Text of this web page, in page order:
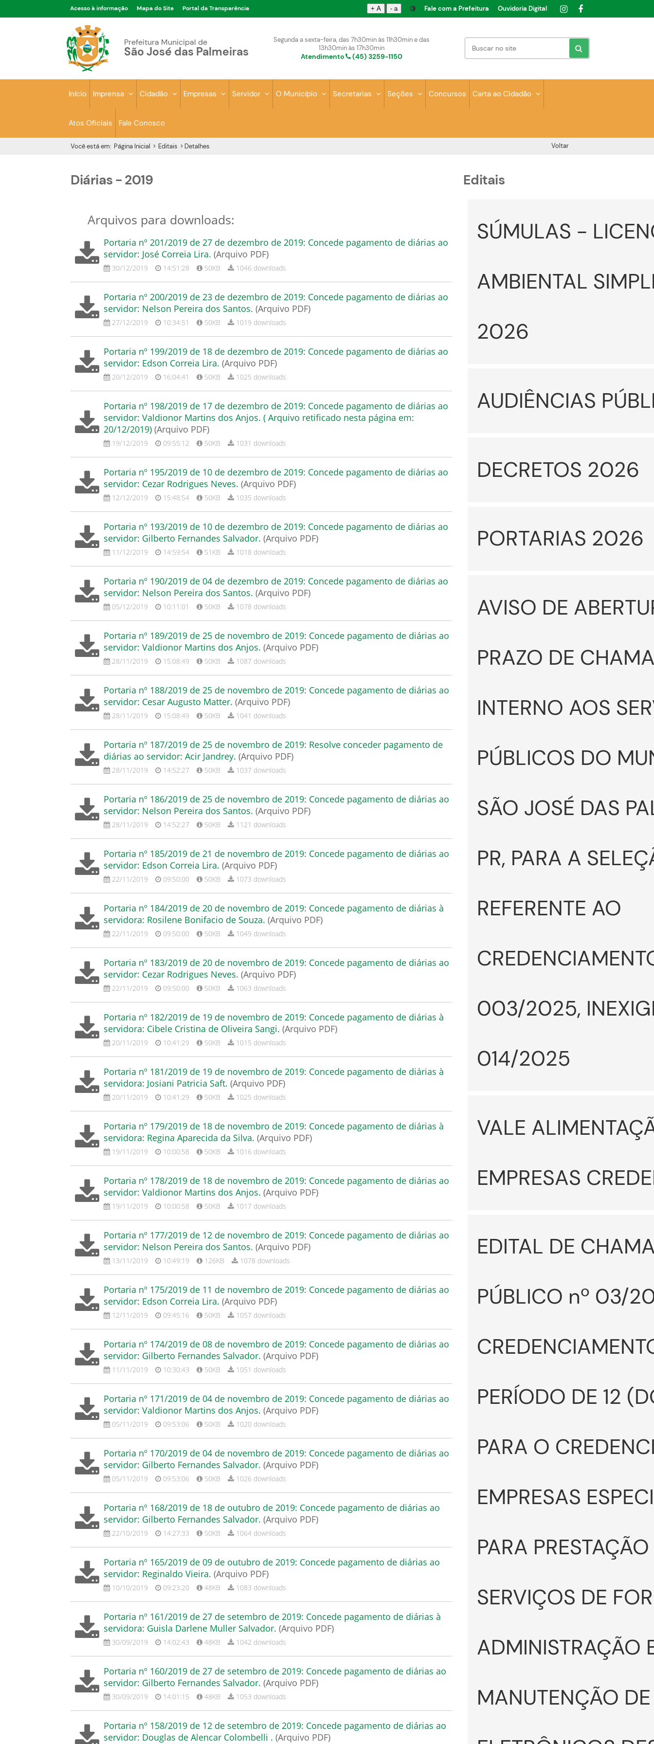
Acesso à informação Mapa do Site Portal da Transparência + A - a Fale com a Prefeitura Ouvidoria Digital
Prefeitura Municipal de
São José das Palmeiras
Segunda a sexta-feira, das 7h30min às 11h30min e das
13h30min às 17h30min
Atendimento (45) 3259-1150
Início Imprensa Cidadão Empresas Servidor O Município Secretarias Seções Concursos Carta ao Cidadão
Atos Oficiais Fale Conosco
Você está em: Página Inicial > Editais > Detalhes Voltar
Diárias - 2019
Arquivos para downloads:
Portaria nº 201/2019 de 27 de dezembro de 2019: Concede pagamento de diárias ao
servidor: José Correia Lira.(Arquivo PDF)
30/12/2019 14:51:28 50KB 1046 downloads
Portaria nº 200/2019 de 23 de dezembro de 2019: Concede pagamento de diárias ao
servidor: Nelson Pereira dos Santos.(Arquivo PDF)
27/12/2019 10:34:51 50KB 1019 downloads
Portaria nº 199/2019 de 18 de dezembro de 2019: Concede pagamento de diárias ao
servidor: Edson Correia Lira.(Arquivo PDF)
20/12/2019 16:04:41 50KB 1025 downloads
Portaria nº 198/2019 de 17 de dezembro de 2019: Concede pagamento de diárias ao
servidor: Valdionor Martins dos Anjos. ( Arquivo retificado nesta página em:
20/12/2019)(Arquivo PDF)
19/12/2019 09:55:12 50KB 1031 downloads
Portaria nº 195/2019 de 10 de dezembro de 2019: Concede pagamento de diárias ao
servidor: Cezar Rodrigues Neves.(Arquivo PDF)
12/12/2019 15:48:54 50KB 1035 downloads
Portaria nº 193/2019 de 10 de dezembro de 2019: Concede pagamento de diárias ao
servidor: Gilberto Fernandes Salvador.(Arquivo PDF)
11/12/2019 14:59:54 51KB 1018 downloads
Portaria nº 190/2019 de 04 de dezembro de 2019: Concede pagamento de diárias ao
servidor: Nelson Pereira dos Santos.(Arquivo PDF)
05/12/2019 10:11:01 50KB 1078 downloads
Portaria nº 189/2019 de 25 de novembro de 2019: Concede pagamento de diárias ao
servidor: Valdionor Martins dos Anjos.(Arquivo PDF)
28/11/2019 15:08:49 50KB 1087 downloads
Portaria nº 188/2019 de 25 de novembro de 2019: Concede pagamento de diárias ao
servidor: Cesar Augusto Matter.(Arquivo PDF)
28/11/2019 15:08:49 50KB 1041 downloads
Portaria nº 187/2019 de 25 de novembro de 2019: Resolve conceder pagamento de
diárias ao servidor: Acir Jandrey.(Arquivo PDF)
28/11/2019 14:52:27 50KB 1037 downloads
Portaria nº 186/2019 de 25 de novembro de 2019: Concede pagamento de diárias ao
servidor: Nelson Pereira dos Santos. (Arquivo PDF)
28/11/2019 14:52:27 50KB 1121 downloads
Portaria nº 185/2019 de 21 de novembro de 2019: Concede pagamento de diárias ao
servidor: Edson Correia Lira.(Arquivo PDF)
22/11/2019 09:50:00 50KB 1073 downloads
Portaria nº 184/2019 de 20 de novembro de 2019: Concede pagamento de diárias à
servidora: Rosilene Bonifacio de Souza.(Arquivo PDF)
22/11/2019 09:50:00 50KB 1049 downloads
Portaria nº 183/2019 de 20 de novembro de 2019: Concede pagamento de diárias ao
servidor: Cezar Rodrigues Neves. (Arquivo PDF)
22/11/2019 09:50:00 50KB 1063 downloads
Portaria nº 182/2019 de 19 de novembro de 2019: Concede pagamento de diárias à
servidora: Cibele Cristina de Oliveira Sangi.(Arquivo PDF)
20/11/2019 10:41:29 50KB 1015 downloads
Portaria nº 181/2019 de 19 de novembro de 2019: Concede pagamento de diárias à
servidora: Josiani Patricia Saft.(Arquivo PDF)
20/11/2019 10:41:29 50KB 1025 downloads
Portaria nº 179/2019 de 18 de novembro de 2019: Concede pagamento de diárias à
servidora: Regina Aparecida da Silva.(Arquivo PDF)
19/11/2019 10:00:58 50KB 1016 downloads
Portaria nº 178/2019 de 18 de novembro de 2019: Concede pagamento de diárias ao
servidor: Valdionor Martins dos Anjos.(Arquivo PDF)
19/11/2019 10:00:58 50KB 1017 downloads
Portaria nº 177/2019 de 12 de novembro de 2019: Concede pagamento de diárias ao
servidor: Nelson Pereira dos Santos.(Arquivo PDF)
13/11/2019 10:49:19 126KB 1078 downloads
Portaria nº 175/2019 de 11 de novembro de 2019: Concede pagamento de diárias ao
servidor: Edson Correia Lira.(Arquivo PDF)
12/11/2019 09:45:16 50KB 1057 downloads
Portaria nº 174/2019 de 08 de novembro de 2019: Concede pagamento de diárias ao
servidor: Gilberto Fernandes Salvador. (Arquivo PDF)
11/11/2019 10:30:43 50KB 1051 downloads
Portaria nº 171/2019 de 04 de novembro de 2019: Concede pagamento de diárias ao
servidor: Valdionor Martins dos Anjos.(Arquivo PDF)
05/11/2019 09:53:06 50KB 1020 downloads
Portaria nº 170/2019 de 04 de novembro de 2019: Concede pagamento de diárias ao
servidor: Gilberto Fernandes Salvador.(Arquivo PDF)
05/11/2019 09:53:06 50KB 1026 downloads
Portaria nº 168/2019 de 18 de outubro de 2019: Concede pagamento de diárias ao
servidor: Gilberto Fernandes Salvador.(Arquivo PDF)
22/10/2019 14:27:33 50KB 1064 downloads
Portaria nº 165/2019 de 09 de outubro de 2019: Concede pagamento de diárias ao
servidor: Reginaldo Vieira.(Arquivo PDF)
10/10/2019 09:23:20 48KB 1083 downloads
Portaria nº 161/2019 de 27 de setembro de 2019: Concede pagamento de diárias à
servidora: Guisla Darlene Muller Salvador. (Arquivo PDF)
30/09/2019 14:02:43 48KB 1042 downloads
Portaria nº 160/2019 de 27 de setembro de 2019: Concede pagamento de diárias ao
servidor: Gilberto Fernandes Salvador. (Arquivo PDF)
30/09/2019 14:01:15 48KB 1053 downloads
Portaria nº 158/2019 de 12 de setembro de 2019: Concede pagamento de diárias ao
servidor: Douglas de Alencar Colombelli .(Arquivo PDF)
Editais
SÚMULAS -
AMBIENTAL
2026
AUDIÊNCIAS
DECRETOS 2026
PORTARIAS 2026
AVISO DE
PRAZO DE
INTERNO AOS
PÚBLICOS DO
SÃO JOSÉ DAS
PR, PARA A
REFERENTE AO
003/2025,
014/2025
VALE
EMPRESAS
EDITAL DE
PÚBLICO nº 03/
PERÍODO DE 12
PARA O
EMPRESAS
PARA
SERVIÇOS DE
ADMINISTRAÇÃO
MANUTENÇÃO